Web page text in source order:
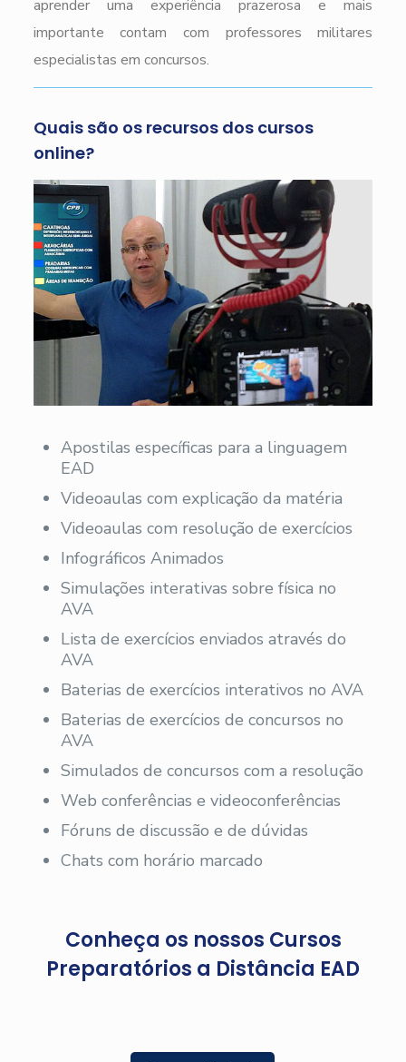
aprender uma experiência prazerosa e mais
importante contam com professores militares
especialistas em concursos.
Quais são os recursos dos cursos
online?
Apostilas específicas para a linguagem
EAD
Videoaulas com explicação da matéria
Videoaulas com resolução de exercícios
Infográficos Animados
Simulações interativas sobre física no
AVA
Lista de exercícios enviados através do
AVA
Baterias de exercícios interativos no AVA
Baterias de exercícios de concursos no
AVA
Simulados de concursos com a resolução
Web conferências e videoconferências
Fóruns de discussão e de dúvidas
Chats com horário marcado
Conheça os nossos Cursos
Preparatórios a Distância EAD